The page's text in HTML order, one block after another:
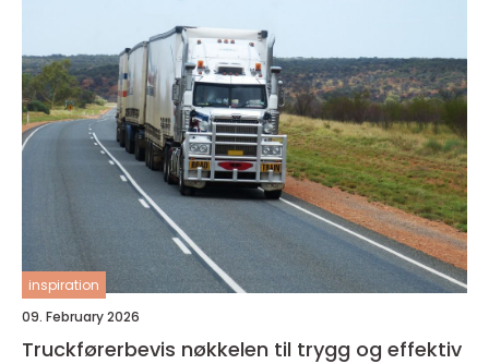
inspiration
09. February 2026
Truckførerbevis nøkkelen til trygg og effektiv